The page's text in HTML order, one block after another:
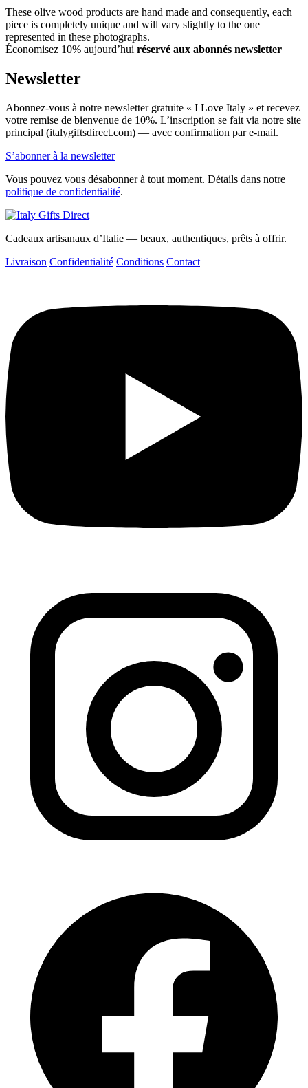
These olive wood products are hand made and consequently, each
piece is completely unique and will vary slightly to the one
represented in these photographs.
Économisez 10% aujourd’hui réservé aux abonnés newsletter
Newsletter
Abonnez-vous à notre newsletter gratuite « I Love Italy » et recevez
votre remise de bienvenue de 10%. L’inscription se fait via notre site
principal (italygiftsdirect.com) — avec confirmation par e-mail.
S’abonner à la newsletter
Vous pouvez vous désabonner à tout moment. Détails dans notre
politique de confidentialité.
Cadeaux artisanaux d’Italie — beaux, authentiques, prêts à offrir.
Livraison Confidentialité Conditions Contact